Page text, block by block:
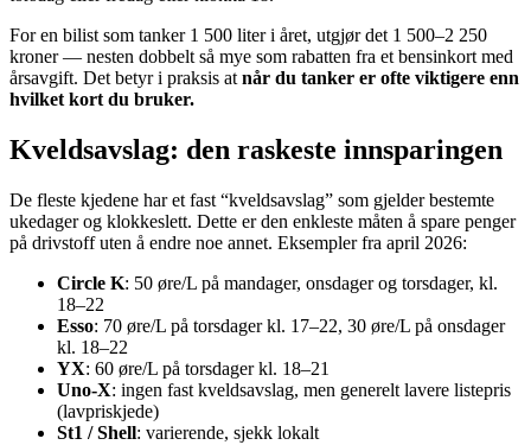
For en bilist som tanker 1 500 liter i året, utgjør det 1 500–2 250
kroner — nesten dobbelt så mye som rabatten fra et bensinkort med
årsavgift. Det betyr i praksis at når du tanker er ofte viktigere enn
hvilket kort du bruker.
Kveldsavslag: den raskeste innsparingen
De fleste kjedene har et fast “kveldsavslag” som gjelder bestemte
ukedager og klokkeslett. Dette er den enkleste måten å spare penger
på drivstoff uten å endre noe annet. Eksempler fra april 2026:
Circle K: 50 øre/L på mandager, onsdager og torsdager, kl.
18–22
Esso: 70 øre/L på torsdager kl. 17–22, 30 øre/L på onsdager
kl. 18–22
YX: 60 øre/L på torsdager kl. 18–21
Uno-X: ingen fast kveldsavslag, men generelt lavere listepris
(lavpriskjede)
St1 / Shell: varierende, sjekk lokalt